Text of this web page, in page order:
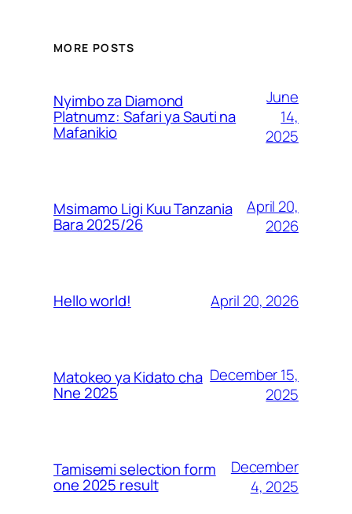
MORE POSTS
Nyimbo za Diamond
Platnumz: Safari ya Sauti na
Mafanikio
June
14,
2025
Msimamo Ligi Kuu Tanzania
Bara 2025/26
April 20,
2026
Hello world! April 20, 2026
Matokeo ya Kidato cha
Nne 2025
December 15,
2025
Tamisemi selection form
one 2025 result
December
4, 2025